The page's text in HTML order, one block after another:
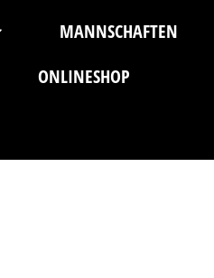
MANNSCHAFTEN
ONLINESHOP